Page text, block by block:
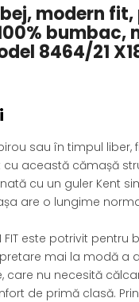
modern
bumbac,
8464/21
sau în timpul
această cămașă
cu un guler Kent
are o lungime
FIT este potrivit pentru
mai la modă a
care nu necesită
de primă clasă.